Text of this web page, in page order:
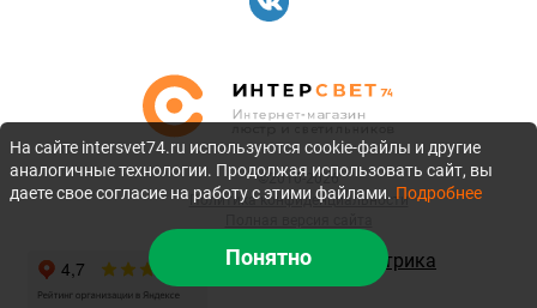
©2010-2026
Политика конфиденциальности
На сайте intersvet74.ru используются cookie-файлы и другие
аналогичные технологии. Продолжая использовать сайт, вы
даете свое согласие на работу с этими файлами. Подробнее
Понятно